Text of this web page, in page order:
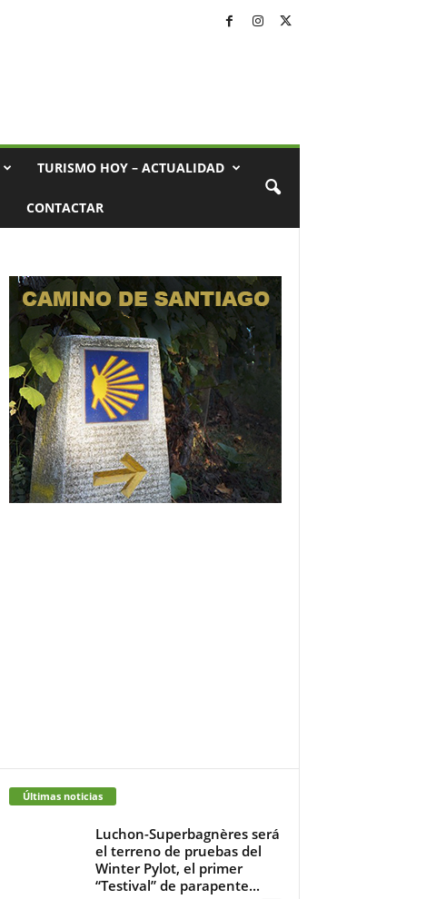
TURISMO HOY – ACTUALIDAD
CONTACTAR
Últimas noticias
Luchon-Superbagnères será
el terreno de pruebas del
Winter Pylot, el primer
“Testival” de parapente...